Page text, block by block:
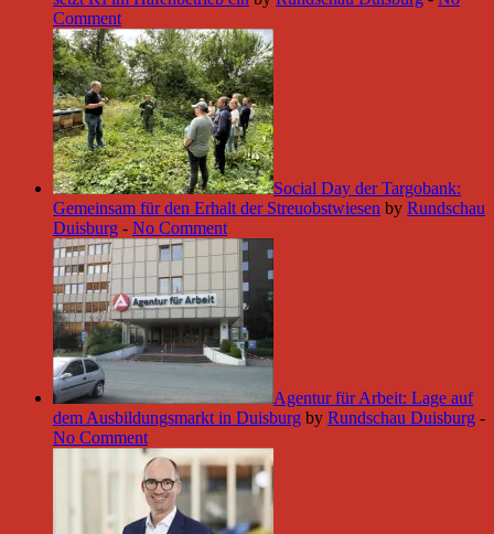
Comment
Social Day der Targobank:
Gemeinsam für den Erhalt der Streuobstwiesen by Rundschau
Duisburg - No Comment
Agentur für Arbeit: Lage auf
dem Ausbildungsmarkt in Duisburg by Rundschau Duisburg -
No Comment